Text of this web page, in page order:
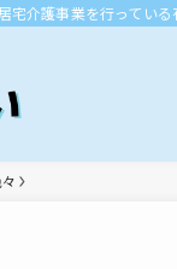
宅介護事業を行ってい